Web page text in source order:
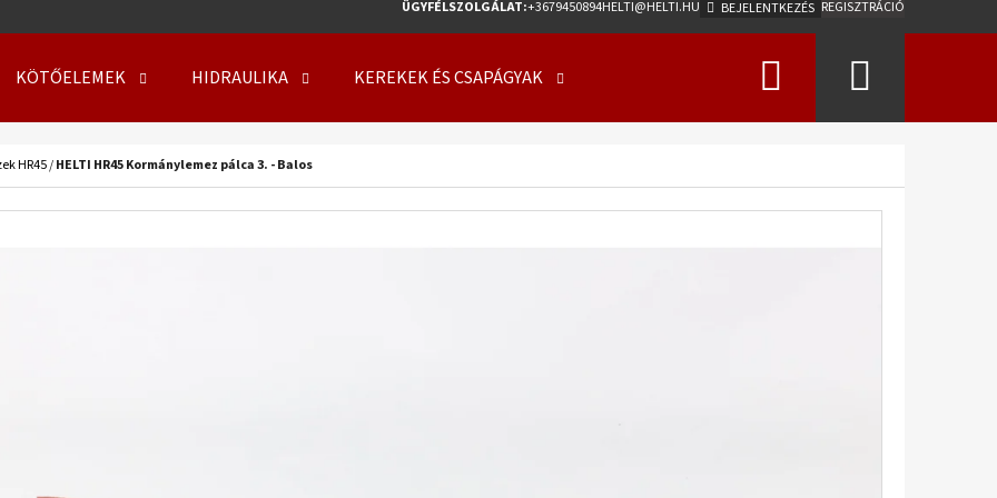
ÜGYFÉLSZOLGÁLAT:+3679450894HELTI@HELTI.HU BEJELENTKEZÉS REGISZTRÁCIÓ
KÖTŐELEMEK HIDRAULIKA KEREKEK ÉS CSAPÁGYAK Keresés
HR45/HELTI HR45 Kormánylemez pálca 3. - Balos